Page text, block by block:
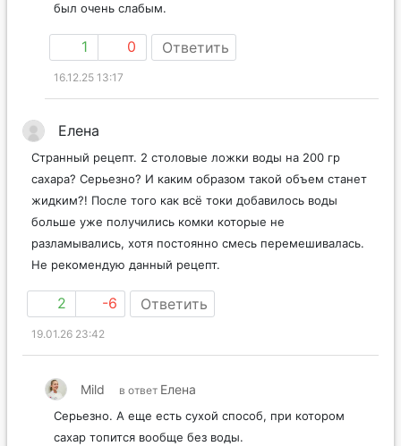
был очень слабым.
1 0 Ответить
16.12.25 13:17
Елена
Странный рецепт. 2 столовые ложки воды на 200 гр
сахара? Серьезно? И каким образом такой объем станет
жидким?! После того как всё токи добавилось воды
больше уже получились комки которые не
разламывались, хотя постоянно смесь перемешивалась.
Не рекомендую данный рецепт.
2 -6 Ответить
19.01.26 23:42
Mild в ответ Елена
Серьезно. А еще есть сухой способ, при котором
сахар топится вообще без воды.